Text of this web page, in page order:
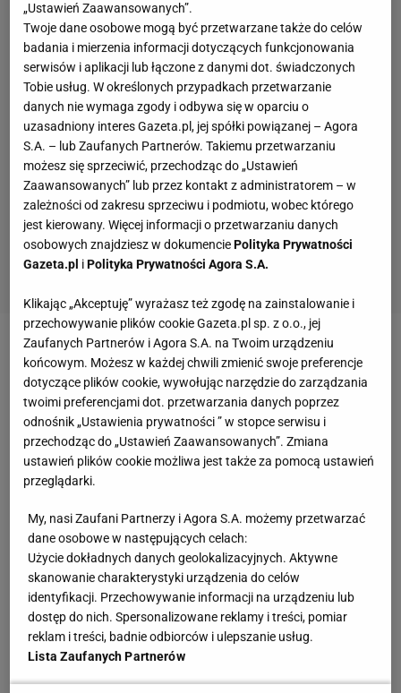
Zobacz wideoDaria Abramowicz może zostać z Igą
Świątek do końca! "Bardzo jej ufa"
Iga Świątek oraz inne gwiazdy tenisa planują
protest podczas Roland Garros. Oto stanowisko
Polki
Podczas Roland Garros zawodnicy wyrażą swój
sprzeciw podczas Media Day. W jaki sposób? Otóż
pojawią się na konferencjach prasowych na
maksymalnie 15 minut - liczba jest nieprzypadkowa,
odnosi się do procenta przychodów, jaki obecnie
trafia do graczy ( chcieliby oni zwiększenia stawki do
„Ustawień Zaawansowanych”.
Twoje dane osobowe mogą być przetwarzane także do celów
badania i mierzenia informacji dotyczących funkcjonowania
serwisów i aplikacji lub łączone z danymi dot. świadczonych
Tobie usług. W określonych przypadkach przetwarzanie
danych nie wymaga zgody i odbywa się w oparciu o
uzasadniony interes Gazeta.pl, jej spółki powiązanej – Agora
S.A. – lub Zaufanych Partnerów. Takiemu przetwarzaniu
możesz się sprzeciwić, przechodząc do „Ustawień
Zaawansowanych” lub przez kontakt z administratorem – w
zależności od zakresu sprzeciwu i podmiotu, wobec którego
jest kierowany. Więcej informacji o przetwarzaniu danych
osobowych znajdziesz w dokumenciePolityka Prywatności
Gazeta.pl iPolityka Prywatności Agora S.A.
Klikając „Akceptuję” wyrażasz też zgodę na zainstalowanie i
przechowywanie plików cookie Gazeta.pl sp. z o.o., jej
Zaufanych Partnerów i Agora S.A. na Twoim urządzeniu
końcowym. Możesz w każdej chwili zmienić swoje preferencje
dotyczące plików cookie, wywołując narzędzie do zarządzania
twoimi preferencjami dot. przetwarzania danych poprzez
odnośnik „Ustawienia prywatności ” w stopce serwisu i
przechodząc do „Ustawień Zaawansowanych”. Zmiana
ustawień plików cookie możliwa jest także za pomocą ustawień
przeglądarki.
My, nasi Zaufani Partnerzy i Agora S.A. możemy przetwarzać
dane osobowe w następujących celach:
Użycie dokładnych danych geolokalizacyjnych. Aktywne
skanowanie charakterystyki urządzenia do celów
identyfikacji. Przechowywanie informacji na urządzeniu lub
dostęp do nich. Spersonalizowane reklamy i treści, pomiar
reklam i treści, badnie odbiorców i ulepszanie usług.
Lista Zaufanych Partnerów